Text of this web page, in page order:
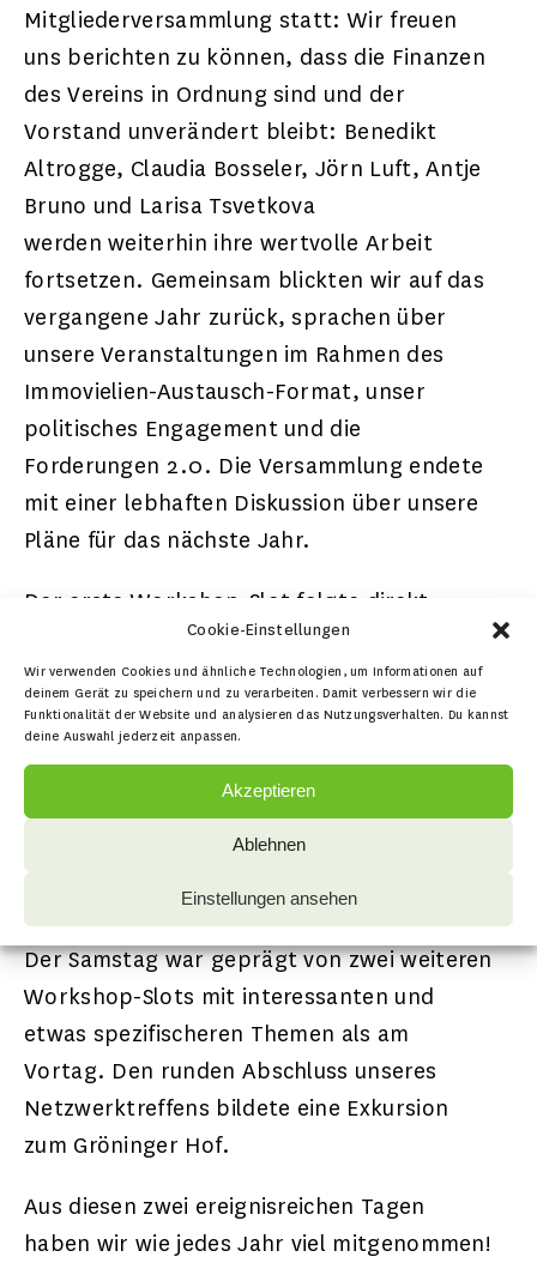
Cookie-Einstellungen
Wir verwenden Cookies und ähnliche Technologien, um Informationen auf
deinem Gerät zu speichern und zu verarbeiten. Damit verbessern wir die
Funktionalität der Website und analysieren das Nutzungsverhalten. Du kannst
deine Auswahl jederzeit anpassen.
Akzeptieren
Ablehnen
Einstellungen ansehen
Mitgliederversammlung statt: Wir freuen
uns berichten zu können, dass die Finanzen
des Vereins in Ordnung sind und der
Vorstand unverändert bleibt: Benedikt
Altrogge, Claudia Bosseler, Jörn Luft, Antje
Bruno und Larisa Tsvetkova
werden weiterhin ihre wertvolle Arbeit
fortsetzen. Gemeinsam blickten wir auf das
vergangene Jahr zurück, sprachen über
unsere Veranstaltungen im Rahmen des
Immovielien-Austausch-Format, unser
politisches Engagement und die
Forderungen 2.0. Die Versammlung endete
mit einer lebhaften Diskussion über unsere
Pläne für das nächste Jahr.
Der erste Workshop-Slot folgte direkt
darauf, in dem angeregt berichtet und
diskutiert wurde. Beim gemeinsamen
Abendessen ließen wir den Tag locker
ausklingen, tauschten uns aus und konnten
mit der Immovielien-Tattoo-Station dafür
sorgen, dass das Gemeinwohl diesmal auch
tatsächlich (zumindest fast) unter die Haut
Der Samstag war geprägt von zwei weiteren
Workshop-Slots mit interessanten und
etwas spezifischeren Themen als am
Vortag. Den runden Abschluss unseres
Netzwerktreffens bildete eine Exkursion
zum Gröninger Hof.
Aus diesen zwei ereignisreichen Tagen
haben wir wie jedes Jahr viel mitgenommen!